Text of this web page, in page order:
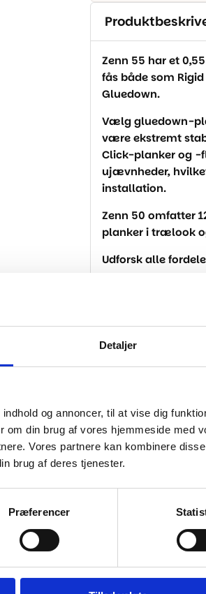
Detaljer
og annoncer, til at vise dig
om din brug af vores hjemmeside med
Vores partnere kan kombinere
brug af deres tjenester.
Præferencer
Zenn 55 har et
fås både som
Gluedown.
Vælg gluedown-
være ekstremt
Click-planker og -
ujævnheder,
installation.
Zenn 50 omfatter
planker i trælook
Udforsk alle
Slidlag
Garanti Bolig